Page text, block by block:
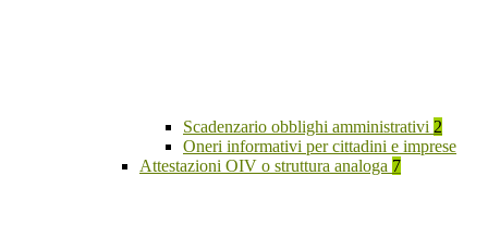
Scadenzario obblighi amministrativi 2
Oneri informativi per cittadini e imprese
Attestazioni OIV o struttura analoga 7